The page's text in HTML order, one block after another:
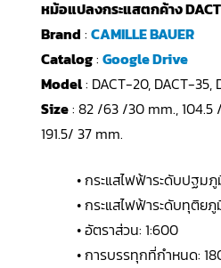
หม้อแปลงกระแสตกค้าง
Brand : CAMILLE BAUER
Catalog: Google Drive
Model: DACT-20, DACT-35,
Size: 82 /63 /30 mm., 104.5
191.5/ 37 mm.
• กระแสไฟฟ้าระดับปฐม
• กระแสไฟฟ้าระดับทุติย
• อัตราส่วน: 1:600
• การบรรทุกที่กำหนด: